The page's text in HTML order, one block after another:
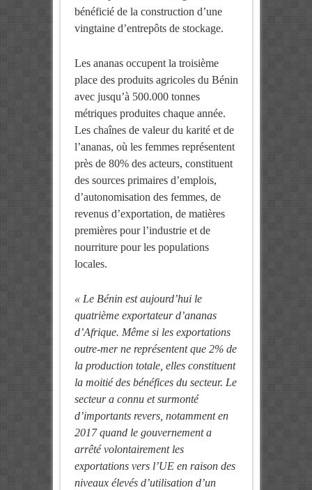
bénéficié de la construction d’une
vingtaine d’entrepôts de stockage.
Les ananas occupent la troisième
place des produits agricoles du Bénin
avec jusqu’à 500.000 tonnes
métriques produites chaque année.
Les chaînes de valeur du karité et de
l’ananas, où les femmes représentent
près de 80% des acteurs, constituent
des sources primaires d’emplois,
d’autonomisation des femmes, de
revenus d’exportation, de matières
premières pour l’industrie et de
nourriture pour les populations
locales.
« Le Bénin est aujourd’hui le
quatrième exportateur d’ananas
d’Afrique. Même si les exportations
outre-mer ne représentent que 2% de
la production totale, elles constituent
la moitié des bénéfices du secteur. Le
secteur a connu et surmonté
d’importants revers, notamment en
2017 quand le gouvernement a
arrêté volontairement les
exportations vers l’UE en raison des
niveaux élevés d’utilisation d’un